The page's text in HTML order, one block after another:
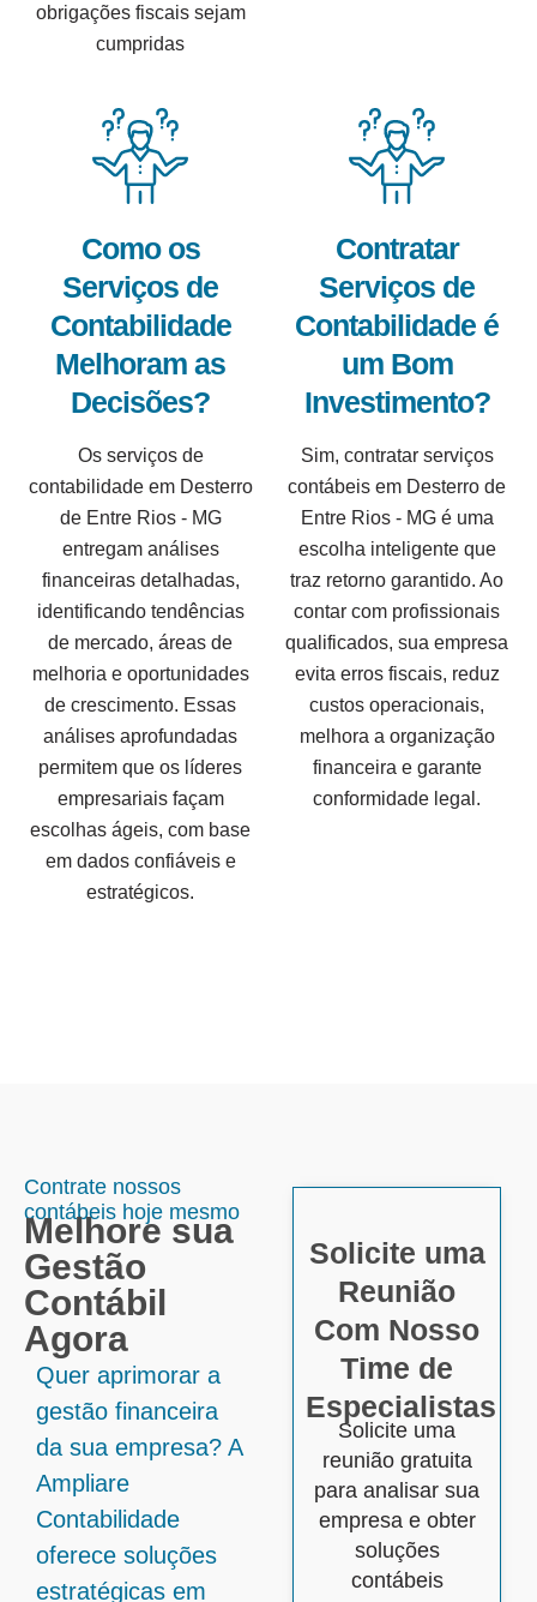
obrigações fiscais sejam
cumpridas
Como os
Serviços de
Contabilidade
Melhoram as
Decisões?
Os serviços de
contabilidade em Desterro
de Entre Rios - MG
entregam análises
financeiras detalhadas,
identificando tendências
de mercado, áreas de
melhoria e oportunidades
de crescimento. Essas
análises aprofundadas
permitem que os líderes
empresariais façam
escolhas ágeis, com base
em dados confiáveis e
estratégicos.
Contratar
Serviços de
Contabilidade é
um Bom
Investimento?
Sim, contratar serviços
contábeis em Desterro de
Entre Rios - MG é uma
escolha inteligente que
traz retorno garantido. Ao
contar com profissionais
qualificados, sua empresa
evita erros fiscais, reduz
custos operacionais,
melhora a organização
financeira e garante
conformidade legal.
Contrate nossos
contábeis hoje mesmo
Melhore sua
Gestão
Contábil
Agora
Quer aprimorar a
gestão financeira
da sua empresa? A
Ampliare
Contabilidade
oferece soluções
estratégicas em
Solicite uma
Reunião
Com Nosso
Time de
Especialistas
Solicite uma
reunião gratuita
para analisar sua
empresa e obter
soluções
contábeis